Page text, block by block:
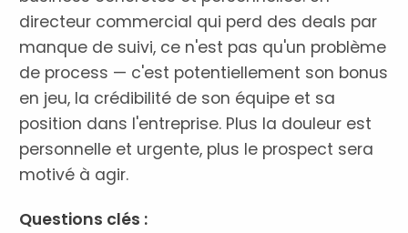
directeur commercial qui perd des deals par
manque de suivi, ce n'est pas qu'un problème
de process — c'est potentiellement son bonus
en jeu, la crédibilité de son équipe et sa
position dans l'entreprise. Plus la douleur est
personnelle et urgente, plus le prospect sera
motivé à agir.
Questions clés :